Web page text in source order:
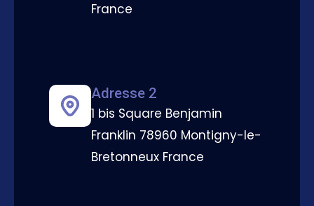
France
Adresse 2
1 bis Square Benjamin
Franklin 78960 Montigny-le-
Bretonneux France